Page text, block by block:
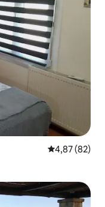
Priemerné
4,87 (82)